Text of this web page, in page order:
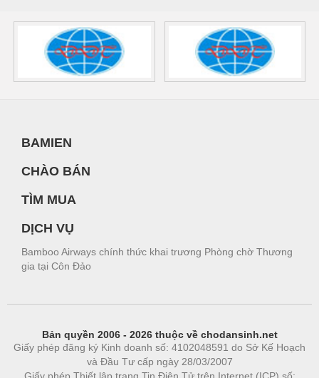
BAMIEN
CHÀO BÁN
TÌM MUA
DỊCH VỤ
Bamboo Airways chính thức khai trương Phòng chờ Thương
gia tại Côn Đảo
Bản quyền 2006 - 2026 thuộc về chodansinh.net
Giấy phép đăng ký Kinh doanh số: 4102048591 do Sở Kế Hoạch
và Đầu Tư cấp ngày 28/03/2007
Giấy phép Thiết lập trang Tin Điện Tử trên Internet (ICP) số: